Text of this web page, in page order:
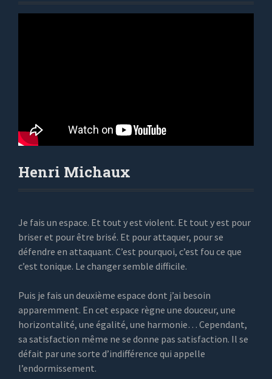
Henri Michaux
Je fais un espace. Et tout y est violent. Et tout y est pour
briser et pour être brisé. Et pour attaquer, pour se
défendre en attaquant. C’est pourquoi, c’est fou ce que
c’est tonique. Le changer semble difficile.
Puis je fais un deuxième espace dont j’ai besoin
apparemment. En cet espace règne une douceur, une
horizontalité, une égalité, une harmonie… Cependant,
sa satisfaction même ne se donne pas satisfaction. Il se
défait par une sorte d’indifférence qui appelle
l’endormissement.